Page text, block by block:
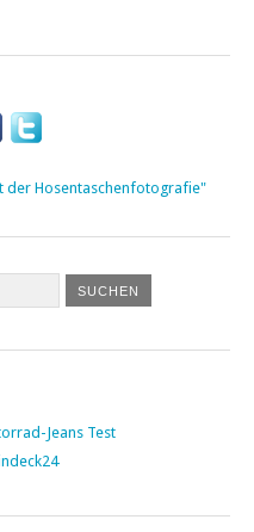
der Hosentaschenfotografie"
Jeans Test